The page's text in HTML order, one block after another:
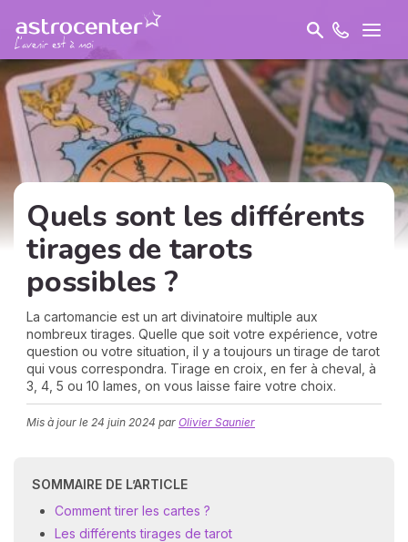
Quels sont les différents
tirages de tarots
possibles ?
La cartomancie est un art divinatoire multiple aux
nombreux tirages. Quelle que soit votre expérience, votre
question ou votre situation, il y a toujours un tirage de tarot
qui vous correspondra. Tirage en croix, en fer à cheval, à
3, 4, 5 ou 10 lames, on vous laisse faire votre choix.
Mis à jour le 24 juin 2024 par Olivier Saunier
SOMMAIRE DE L’ARTICLE
Comment tirer les cartes ?
Les différents tirages de tarot